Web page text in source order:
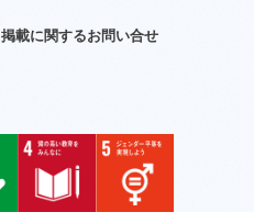
掲載に関するお問い合せ